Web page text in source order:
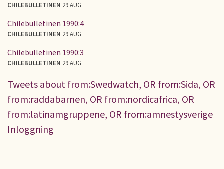
CHILEBULLETINEN 29 AUG
Chilebulletinen 1990:4
CHILEBULLETINEN 29 AUG
Chilebulletinen 1990:3
CHILEBULLETINEN 29 AUG
Tweets about from:Swedwatch, OR from:Sida, OR
from:raddabarnen, OR from:nordicafrica, OR
from:latinamgruppene, OR from:amnestysverige
Inloggning